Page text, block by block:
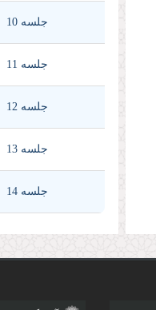
جلسه 10
جلسه 11
جلسه 12
جلسه 13
جلسه 14